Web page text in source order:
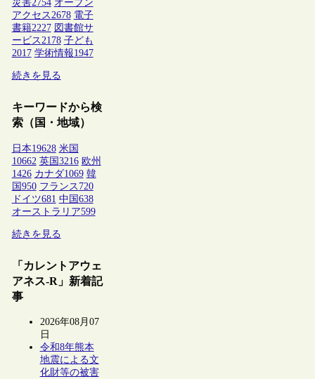
災害2754 オープン
アクセス2678 電子
書籍2227 図書館サ
ービス2178 子ども
2017 学術情報1947
続きを見る
キーワードから検
索（国・地域）
日本19628 米国
10662 英国 3216 欧州
1426 カナダ1069 韓
国 950 フランス 720
ドイツ681 中国 638
オーストラリア599
続きを見る
「カレントアウェ
アネス-R」新着記
事
2026年08月07
日
令和8年熊本
地震による文
化財等の被害